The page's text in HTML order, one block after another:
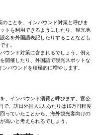
ことを、インバウンド対策と呼びま
トを利用できるようにしたり、観光地
名を外国語表記したりすることなども
す。
ウンド対策に含まれるでしょう。例え
開催したり、外国語で観光スポットな
バウンドを積極的に増やします。
、インバウンド消費と呼びます。官公
で、訪日外国人1人あたりは16万円程度
っていたことから、海外観光客向けの
高いと考えられるでしょう。